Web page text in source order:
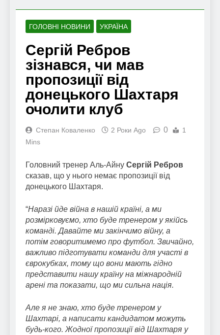
ГОЛОВНІ НОВИНИ УКРАЇНА
Сергій Ребров
зізнався, чи мав
пропозиції від
донецького Шахтаря
очолити клуб
Степан Коваленко 2 Роки Ago 0
1
Mins
Головний тренер Аль-Айну Сергій Ребров
сказав, що у нього немає пропозиції від
донецького Шахтаря.
“Наразі йде війна в нашій країні, а ми
розмірковуємо, хто буде тренером у якійсь
команді. Давайте ми закінчимо війну, а
потім говоритимемо про футбол. Звичайно,
важливо підготувати команди для участі в
єврокубках, тому що вони мають гідно
представити нашу країну на міжнародній
арені та показати, що ми сильна нація.
Але я не знаю, хто буде тренером у
Шахтарі, а написати кандидатом можуть
будь-кого. Жодної пропозиції від Шахтаря у